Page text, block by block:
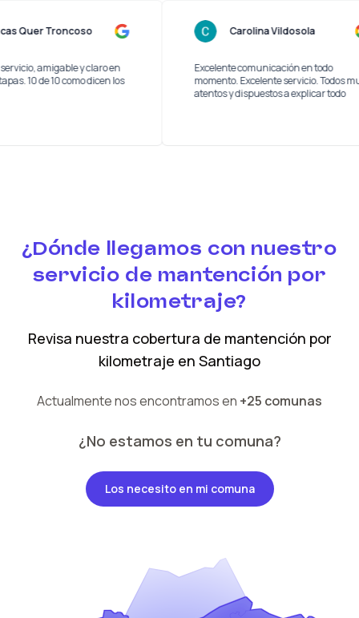
buen servicio, amigable y claro en
las etapas. 10 de 10 como dicen los
Lucas Quer Troncoso
Excelente comunicación en
momento. Excelente servicio.
atentos y dispuestos a
Carolina Vildosola
¿Dónde llegamos con nuestro
servicio de mantención por
kilometraje?
Revisa nuestra cobertura de mantención por
kilometraje en Santiago
Actualmente nos encontramos en +25 comunas
¿No estamos en tu comuna?
Los necesito en mi comuna